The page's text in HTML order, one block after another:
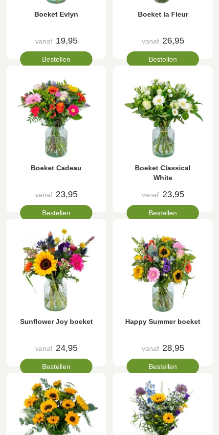
Boeket Evlyn
vanaf 19,95
Bestellen
Boeket la Fleur
vanaf 26,95
Bestellen
Boeket Cadeau
vanaf 23,95
Bestellen
Boeket Classical
White
vanaf 23,95
Bestellen
Sunflower Joy boeket
vanaf 24,95
Bestellen
Happy Summer boeket
vanaf 28,95
Bestellen